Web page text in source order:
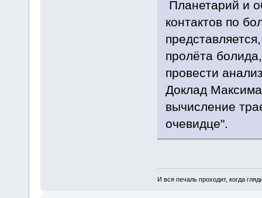
Планетарий и
контактов по
пролёта
провести
Доклад
вычисление
очевидце".
И вся печаль проходит, когда